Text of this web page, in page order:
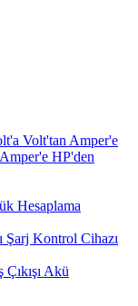
Volt'tan Amper'e
HP'den
Hesaplama
Şarj Kontrol Cihazı
Akü